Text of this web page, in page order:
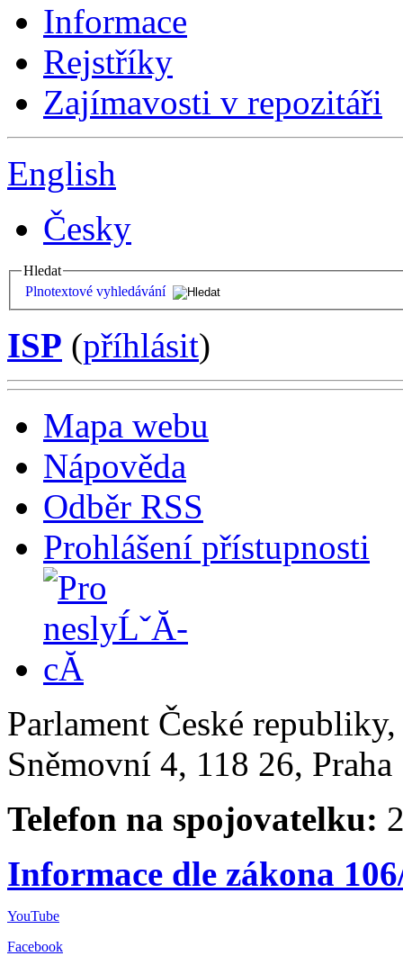
Informace
Rejstříky
Zajímavosti v repozitáři
English
Česky
Hledat
Plnotextové vyhledávání
ISP (příhlásit)
Mapa webu
Nápověda
Odběr RSS
Prohlášení přístupnosti
Parlament České
Sněmovní 4, 118 26,
Telefon na spojovatelku:
Informace dle zákona
YouTube
Facebook